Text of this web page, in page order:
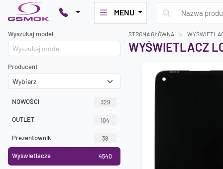
MENU
Wyszukaj model
Producent
NOWOŚCI 329
OUTLET 104
Prezentownik 39
Wyświetlacze 4540
STRONA GŁÓWNA
WYŚWIETLACZ